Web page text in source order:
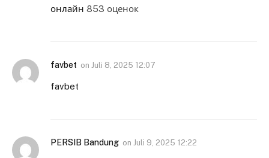
онлайн 853 оценок
favbet on Juli 8, 2025 12:07
favbet
PERSIB Bandung on Juli 9, 2025 12:22